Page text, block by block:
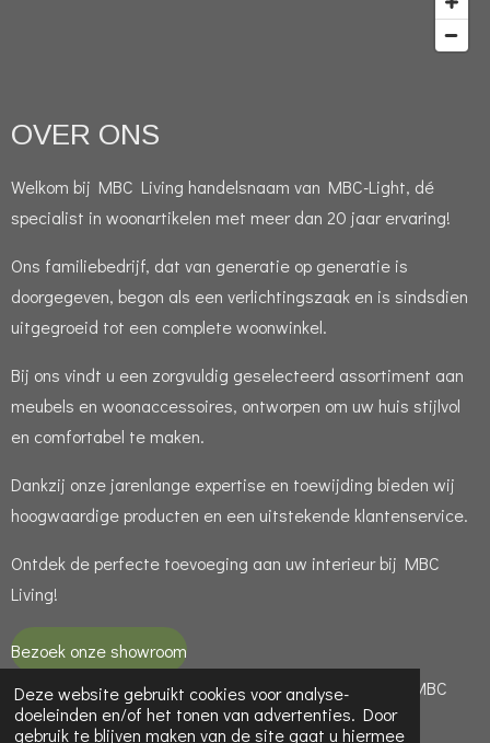
Deze website gebruikt cookies voor analyse-
doeleinden en/of het tonen van advertenties. Door
gebruik te blijven maken van de site gaat u hiermee
OVER ONS
Welkom bij MBC Living handelsnaam van MBC-Light, dé
specialist in woonartikelen met meer dan 20 jaar ervaring!
Ons familiebedrijf, dat van generatie op generatie is
doorgegeven, begon als een verlichtingszaak en is sindsdien
uitgegroeid tot een complete woonwinkel.
Bij ons vindt u een zorgvuldig geselecteerd assortiment aan
meubels en woonaccessoires, ontworpen om uw huis stijlvol
en comfortabel te maken.
Dankzij onze jarenlange expertise en toewijding bieden wij
hoogwaardige producten en een uitstekende klantenservice.
Ontdek de perfecte toevoeging aan uw interieur bij MBC
Living!
Bezoek onze showroom
© 2021 - 2026 MBC LIVING is een handelsnaam van MBC
LIGHT ( KvK 65949188 )